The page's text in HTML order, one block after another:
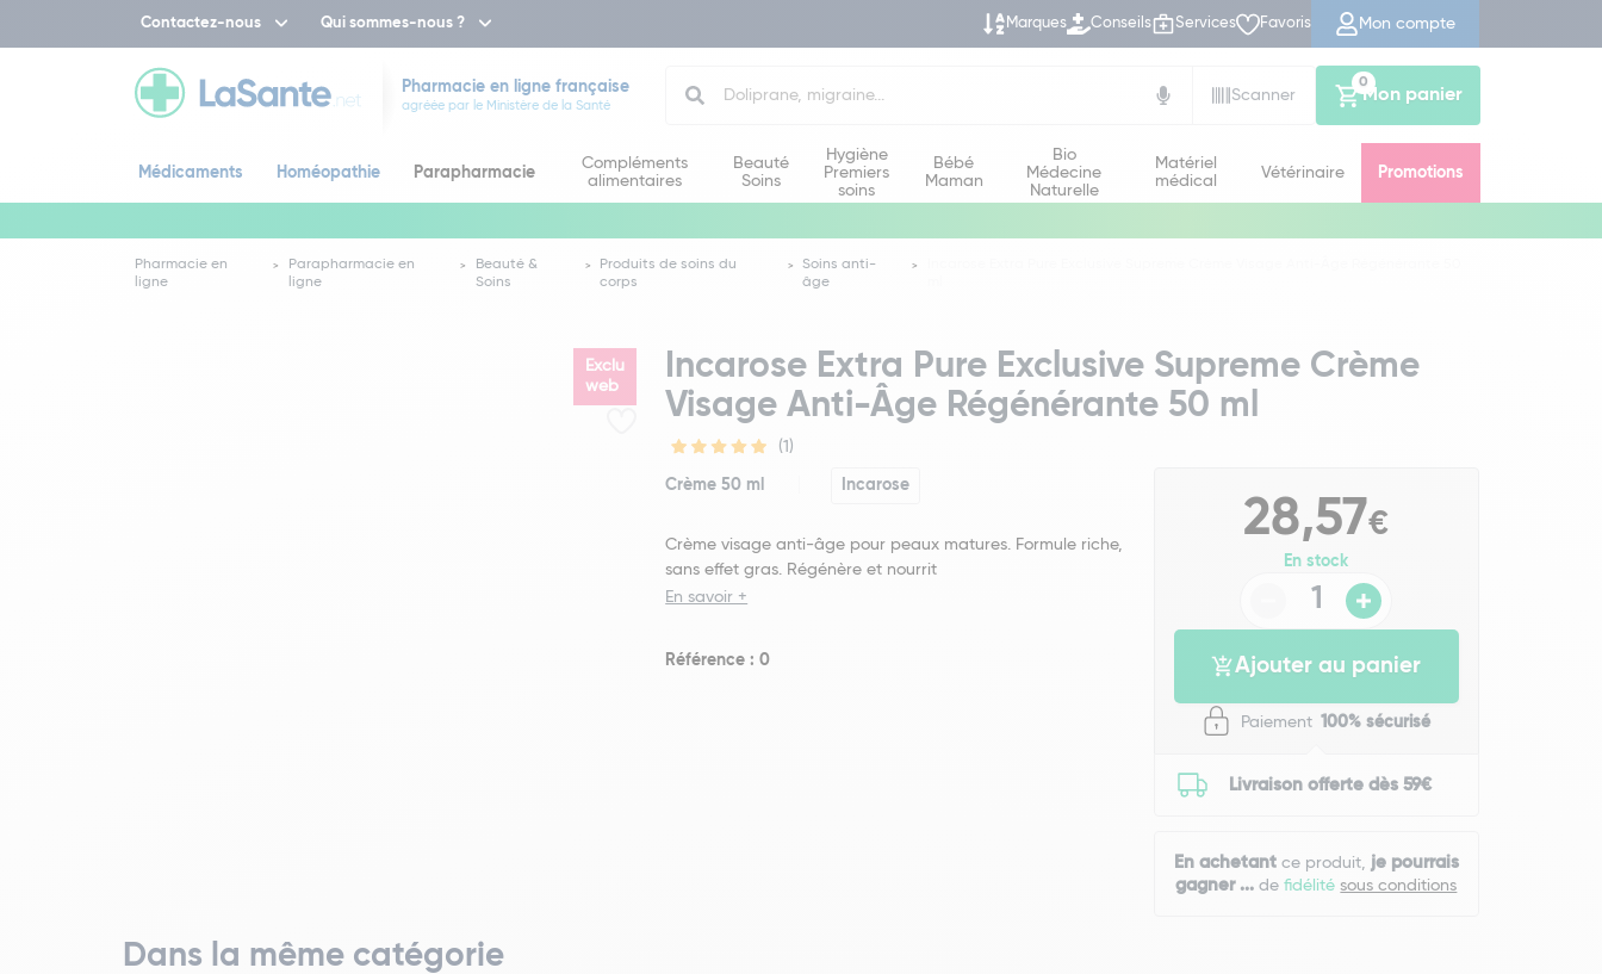
Contactez-nous Qui sommes-nous ? Marques Conseils Services Favoris Mon compte
Pharmacie en ligne française
agréée par le Ministère de la Santé
Scanner
Mon panier
0
Médicaments Homéopathie Parapharmacie
Compléments
alimentaires
Beauté
Soins
Hygiène
Premiers
soins
Bébé
Maman
Bio
Médecine
Naturelle
Matériel
médical
Vétérinaire Promotions
Pharmacie en
ligne
Parapharmacie en
ligne
Beauté &
Soins
Produits de soins du
corps
Soins anti-
âge
Exclu
web
Incarose Extra Pure Exclusive Supreme Crème
Visage Anti-Âge Régénérante 50 ml
(1)
Crème 50 ml Incarose
Crème visage anti-âge pour peaux matures. Formule riche,
sans effet gras. Régénère et nourrit
En savoir +
Référence : 0
28,57€
En stock
Ajouter au panier
Paiement 100% sécurisé
Livraison offerte dès 59€
En achetantce produit, je pourrais
gagner ... defidélitésous conditions
Dans la même catégorie